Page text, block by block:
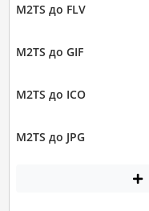
M2TS до FLV
M2TS до GIF
M2TS до ICO
M2TS до JPG